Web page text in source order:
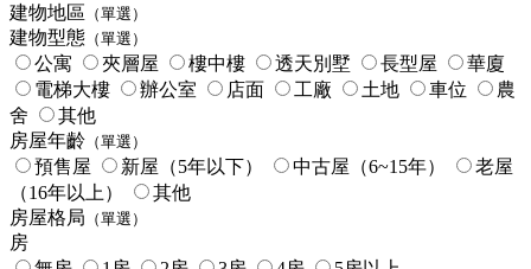
建物地區 （單選）
建物型態 （單選）
公寓 夾層屋 樓中樓 透天別墅 長型屋
華廈
電梯大樓
辦公室 店面 工廠 土地 車位
農
舍
其他
房屋年齡 （單選）
預售屋 新屋（5年以下） 中古屋（6~15年）
老屋
（16年以上）
其他
房屋格局 （單選）
房